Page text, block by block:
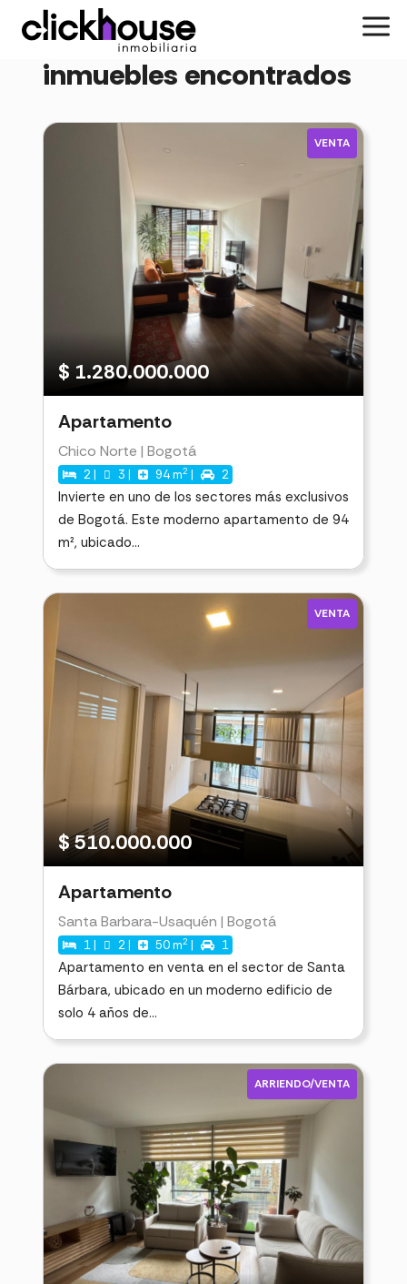
Mostrando 1 a 12 de 25
inmuebles encontrados
VENTA
$ 1.280.000.000
Apartamento
Chico Norte | Bogotá
2 | 3 | 94 m2 | 2
Invierte en uno de los sectores más exclusivos
de Bogotá. Este moderno apartamento de 94
m², ubicado...
VENTA
$ 510.000.000
Apartamento
Santa Barbara-Usaquén | Bogotá
1 | 2 | 50 m2 | 1
Apartamento en venta en el sector de Santa
Bárbara, ubicado en un moderno edificio de
solo 4 años de...
ARRIENDO/VENTA